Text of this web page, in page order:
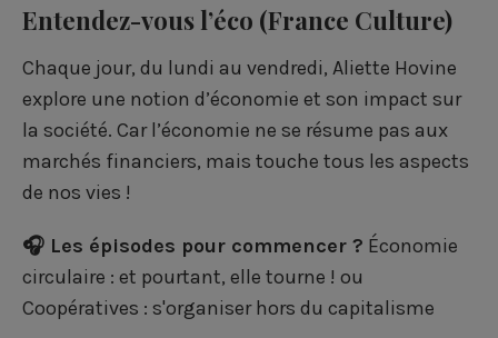
Entendez-vous l’éco (France Culture)
Chaque jour, du lundi au vendredi, Aliette Hovine
explore une notion d’économie et son impact sur
la société. Car l’économie ne se résume pas aux
marchés financiers, mais touche tous les aspects
de nos vies !
🎧 Les épisodes pour commencer ? Économie
circulaire : et pourtant, elle tourne ! ou
Coopératives : s'organiser hors du capitalisme